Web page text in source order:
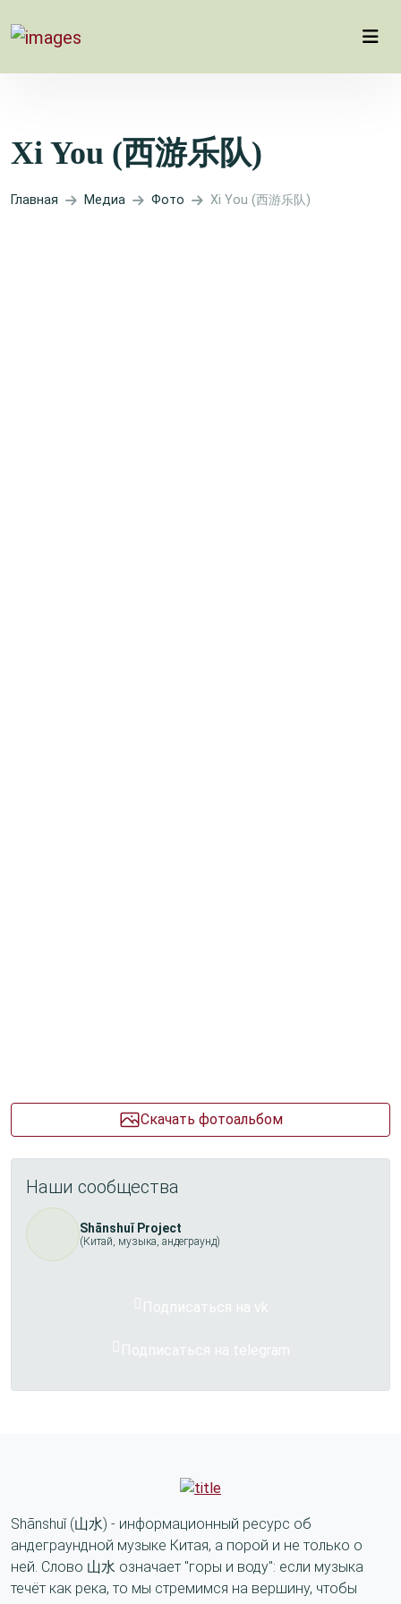
Xi You (西游乐队)
Главная Медиа Фото Xi You (西游乐队)
Скачать фотоальбом
Наши сообщества
Shānshuǐ Project
(Китай, музыка, андеграунд)
Подписаться на vk
Подписаться на telegram
Shānshuǐ (山水) - информационный ресурс об
андеграундной музыке Китая, а порой и не только о
ней. Слово 山水 означает "горы и воду": если музыка
течёт как река, то мы стремимся на вершину, чтобы